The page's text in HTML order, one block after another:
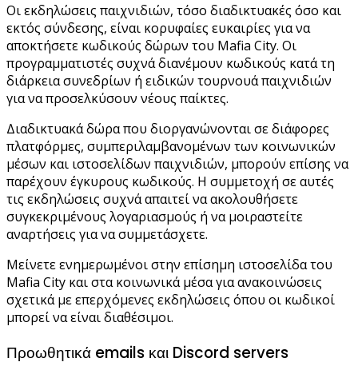
Οι εκδηλώσεις παιχνιδιών, τόσο διαδικτυακές όσο και
εκτός σύνδεσης, είναι κορυφαίες ευκαιρίες για να
αποκτήσετε κωδικούς δώρων του Mafia City. Οι
προγραμματιστές συχνά διανέμουν κωδικούς κατά τη
διάρκεια συνεδρίων ή ειδικών τουρνουά παιχνιδιών
για να προσελκύσουν νέους παίκτες.
Διαδικτυακά δώρα που διοργανώνονται σε διάφορες
πλατφόρμες, συμπεριλαμβανομένων των κοινωνικών
μέσων και ιστοσελίδων παιχνιδιών, μπορούν επίσης να
παρέχουν έγκυρους κωδικούς. Η συμμετοχή σε αυτές
τις εκδηλώσεις συχνά απαιτεί να ακολουθήσετε
συγκεκριμένους λογαριασμούς ή να μοιραστείτε
αναρτήσεις για να συμμετάσχετε.
Μείνετε ενημερωμένοι στην επίσημη ιστοσελίδα του
Mafia City και στα κοινωνικά μέσα για ανακοινώσεις
σχετικά με επερχόμενες εκδηλώσεις όπου οι κωδικοί
μπορεί να είναι διαθέσιμοι.
Προωθητικά emails και Discord servers